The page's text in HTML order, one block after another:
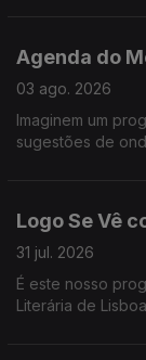
assombro".
Agenda do
03 ago. 2026
Imaginem um
sugestões de
feira: cinema ao
Nacional, roteiro
para o Vagos
Logo Se Vê
31 jul. 2026
É este nosso
Literária de